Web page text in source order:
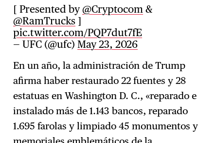
[ Presented by@Cryptocom &
@RamTrucks ]
pic.twitter.com/PQP7dut7fE
— UFC (@ufc)May 23, 2026
En un año, la administración de Trump
afirma haber restaurado 22 fuentes y 28
estatuas en Washington D. C., «reparado e
instalado más de 1.143 bancos, reparado
1.695 farolas y limpiado 45 monumentos y